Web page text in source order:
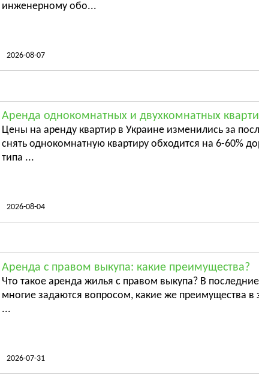
инженерному обо...
2026-08-07
Аренда однокомнатных и двухкомнатных
Цены на аренду квартир в Украине изменились за
снять однокомнатную квартиру обходится на 6-60%
типа ...
2026-08-04
Аренда с правом выкупа: какие преимущества?
Что такое аренда жилья с правом выкупа? В
многие задаются вопросом, какие же преимущества
...
2026-07-31